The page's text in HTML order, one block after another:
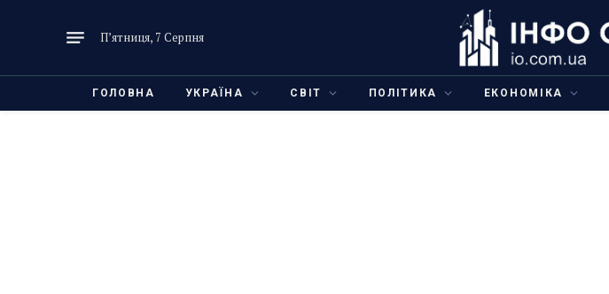
П’ятниця, 7 Серпня
ГОЛОВНА УКРАЇНА СВІТ ПОЛІТИКА ЕКОНОМІКА